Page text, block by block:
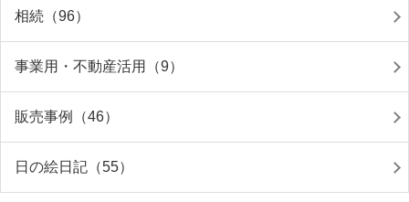
相続（96）
事業用・不動産活用（9）
販売事例（46）
日の絵日記（55）